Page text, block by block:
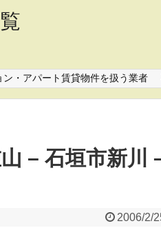
・アパート賃貸物件を扱う業者
– 石垣市新川
2006/2/